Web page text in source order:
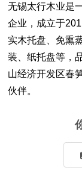
无锡太行木业是
企业， 成立于
实木托盘 、免熏
装、纸托盘等，
山经济开发区春
伙伴。